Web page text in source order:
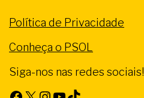
Política de Privacidade
Conheça o PSOL
Siga-nos nas redes sociais!